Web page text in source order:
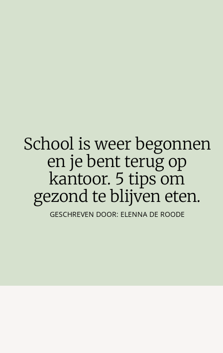
School is weer begonnen
en je bent terug op
kantoor. 5 tips om
gezond te blijven eten.
GESCHREVEN DOOR: ELENNA DE ROODE